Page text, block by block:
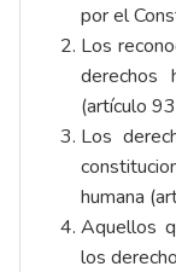
por el
Los
derechos
(artículo 93
Los
humana
Aquellos
los